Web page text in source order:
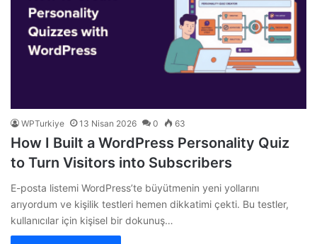
WPTurkiye 13 Nisan 2026 0 63
How I Built a WordPress Personality Quiz
to Turn Visitors into Subscribers
E-posta listemi WordPress’te büyütmenin yeni yollarını
arıyordum ve kişilik testleri hemen dikkatimi çekti. Bu testler,
kullanıcılar için kişisel bir dokunuş…